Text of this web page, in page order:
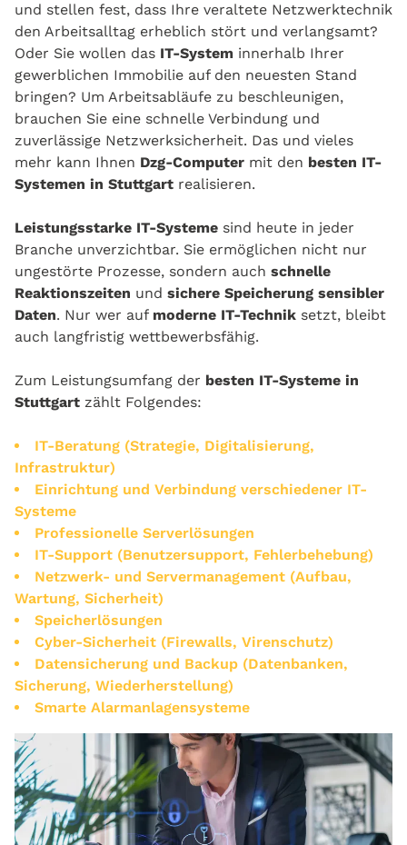
und stellen fest, dass Ihre veraltete Netzwerktechnik
den Arbeitsalltag erheblich stört und verlangsamt?
Oder Sie wollen das IT-System innerhalb Ihrer
gewerblichen Immobilie auf den neuesten Stand
bringen? Um Arbeitsabläufe zu beschleunigen,
brauchen Sie eine schnelle Verbindung und
zuverlässige Netzwerksicherheit. Das und vieles
mehr kann Ihnen Dzg-Computer mit den besten IT-
Systemen in Stuttgart realisieren.
Leistungsstarke IT-Systeme sind heute in jeder
Branche unverzichtbar. Sie ermöglichen nicht nur
ungestörte Prozesse, sondern auch schnelle
Reaktionszeiten und sichere Speicherung sensibler
Daten. Nur wer auf moderne IT-Technik setzt, bleibt
auch langfristig wettbewerbsfähig.
Zum Leistungsumfang der besten IT-Systeme in
Stuttgart zählt Folgendes:
IT-Beratung (Strategie, Digitalisierung,
Infrastruktur)
Einrichtung und Verbindung verschiedener IT-
Systeme
Professionelle Serverlösungen
IT-Support (Benutzersupport, Fehlerbehebung)
Netzwerk- und Servermanagement (Aufbau,
Wartung, Sicherheit)
Speicherlösungen
Cyber-Sicherheit (Firewalls, Virenschutz)
Datensicherung und Backup (Datenbanken,
Sicherung, Wiederherstellung)
Smarte Alarmanlagensysteme